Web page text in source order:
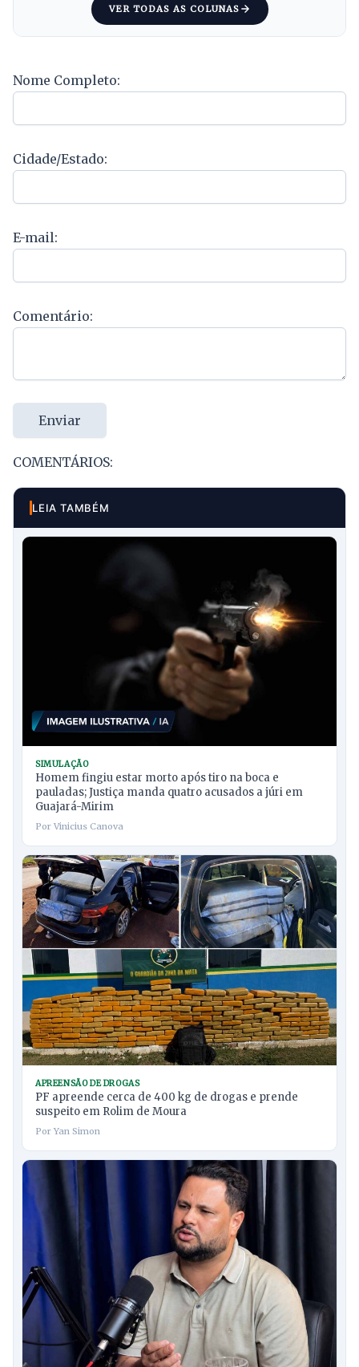
VER TODAS AS COLUNAS
Nome Completo:
Cidade/Estado:
E-mail:
Comentário:
Enviar
COMENTÁRIOS:
LEIA TAMBÉM
SIMULAÇÃO
Homem fingiu estar morto após tiro na boca e
pauladas; Justiça manda quatro acusados a júri em
Guajará-Mirim
Por Vinicius Canova
APREENSÃO DE DROGAS
PF apreende cerca de 400 kg de drogas e prende
suspeito em Rolim de Moura
Por Yan Simon